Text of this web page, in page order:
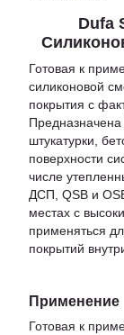
Dufa
Готовая к
силиконовой
покрытия с
штукатурки,
поверхности
числе
ДСП, QSB и
местах с
применяться
покрытий
Применение
Готовая к